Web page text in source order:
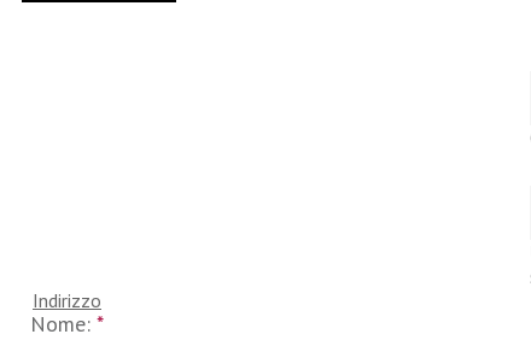
Indirizzo
Nome: *